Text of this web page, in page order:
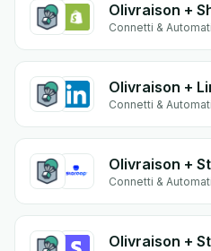
Olivraison +
Connetti &
Olivraison +
Connetti &
Olivraison +
Connetti &
Olivraison +